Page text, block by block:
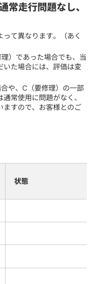
常走行問題なし、
て異なります。（あく
）であった場合でも、当
いた場合には、評価は変
や、C（要修理）の一部
常使用に問題がなく、
ますので、お客様とのご
状態